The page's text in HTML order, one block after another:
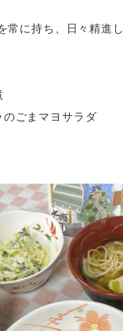
常に持ち、日々精進
のごまマヨサラダ